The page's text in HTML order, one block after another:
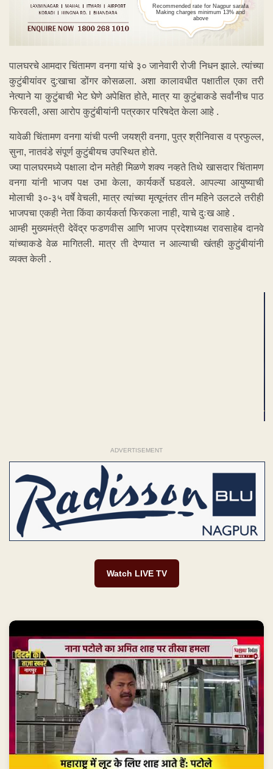
Recommended rate for Nagpur sarafa
Making charges minimum 13% and
above
पालघरचे आमदार चिंतामण वनगा यांचे ३० जानेवारी रोजी निधन झाले. त्यांच्या
कुटुंबीयांवर दु:खाचा डोंगर कोसळला. अशा कालावधीत पक्षातील एका तरी
नेत्याने या कुटुंबाची भेट घेणे अपेक्षित होते, मात्र या कुटुंबाकडे सर्वांनीच पाठ
फिरवली, असा आरोप कुटुंबीयांनी पत्रकार परिषदेत केला आहे .
यावेळी चिंतामण वनगा यांची पत्नी जयश्री वनगा, पुत्र श्रीनिवास व प्रफुल्ल,
सुना, नातवंडे संपूर्ण कुटुंबीयच उपस्थित होते.
ज्या पालघरमध्ये पक्षाला दोन मतेही मिळणे शक्य नव्हते तिथे खासदार चिंतामण
वनगा यांनी भाजप पक्ष उभा केला, कार्यकर्ते घडवले. आपल्या आयुष्याची
मोलाची ३०-३५ वर्षे वेचली, मात्र त्यांच्या मृत्यूनंतर तीन महिने उलटले तरीही
भाजपचा एकही नेता किंवा कार्यकर्ता फिरकला नाही, याचे दुःख आहे .
आम्ही मुख्यमंत्री देवेंद्र फडणवीस आणि भाजप प्रदेशाध्यक्ष रावसाहेब दानवे
यांच्याकडे वेळ मागितली. मात्र ती देण्यात न आल्याची खंतही कुटुंबीयांनी
व्यक्त केली .
ADVERTISEMENT
Watch LIVE TV